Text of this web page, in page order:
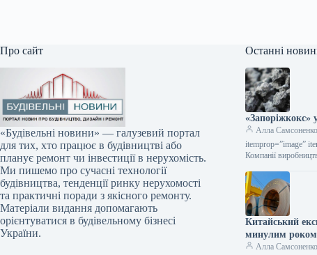
Про сайт
«Будівельні новини» — галузевий портал
для тих, хто працює в будівництві або
планує ремонт чи інвестиції в нерухомість.
Ми пишемо про сучасні технології
будівництва, тенденції ринку нерухомості
та практичні поради з якісного ремонту.
Матеріали видання допомагають
орієнтуватися в будівельному бізнесі
України.
Останні
«Запоріжкокс»
Алла Самсоненко
itemprop=”image”
Компанії
Китайський
минулим
Алла Самсоненко